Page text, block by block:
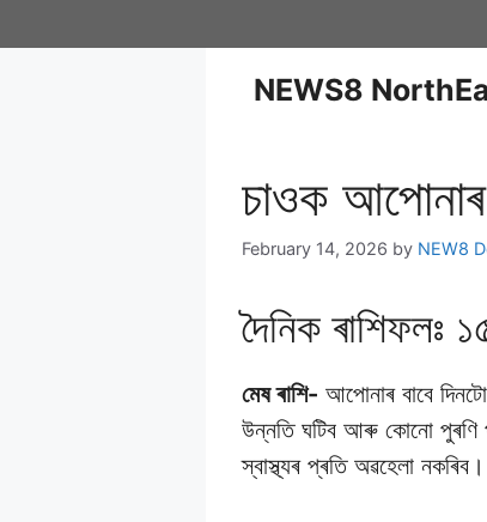
NEWS8
চাওক আপোনাৰ
February 14, 2026 by NEW8
দৈনিক ৰাশিফলঃ
মেষ ৰাশি- আপোনাৰ বাবে
উন্নতি ঘটিব আৰু কোনো পুৰণি
স্বাস্থ্যৰ প্ৰতি অৱহেলা নকৰিব।